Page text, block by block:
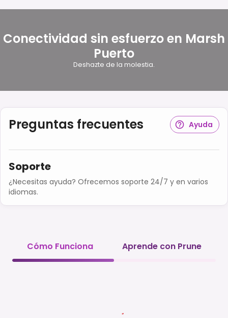
Conectividad sin esfuerzo en Marsh
Puerto
Deshazte de la molestia.
Preguntas frecuentes Ayuda
Soporte
¿Necesitas ayuda? Ofrecemos soporte 24/7 y en varios
idiomas.
Cómo Funciona Aprende con Prune